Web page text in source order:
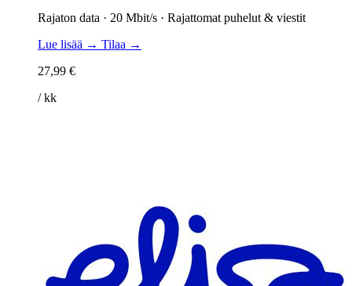
Rajaton data · 20 Mbit/s · Rajattomat puhelut & viestit
Lue lisää → Tilaa →
27,99 €
/ kk